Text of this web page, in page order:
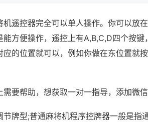
机遥控器完全可以单人操作。你可以放
能方便操作，遥控上有A,B,C,D四个按
应的位置就可以，例如你做在东位置就
需要帮助，想获取一对一指导，添加微
节牌型;普通麻将机程序控牌器一般是指